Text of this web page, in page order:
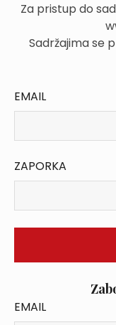
Za pristup do
Sadržajima se
EMAIL
ZAPORKA
EMAIL